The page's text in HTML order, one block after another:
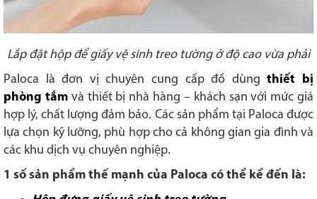
Lắp đặt hộp để giấy vệ sinh treo tường ở độ cao vừa phải
Paloca là đơn vị chuyên cung cấp đồ dùngthiết bị
phòng tắm và thiết bị nhà hàng – khách sạn với mức giá
hợp lý, chất lượng đảm bảo. Các sản phẩm tại Paloca được
lựa chọn kỹ lưỡng, phù hợp cho cả không gian gia đình và
các khu dịch vụ chuyên nghiệp.
1 số sản phẩm thế mạnh của Paloca có thể kể đến là: